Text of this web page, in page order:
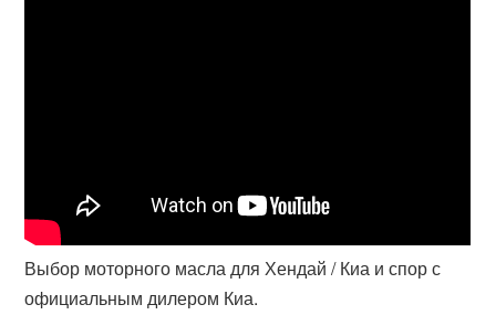
Выбор моторного масла для Хендай / Киа и спор с
официальным дилером Киа.